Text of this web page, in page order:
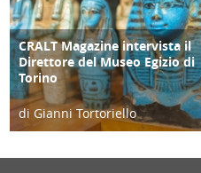
COPERTINA
CRALT Magazine intervista il
Direttore del Museo Egizio di
Torino
di Gianni Tortoriello